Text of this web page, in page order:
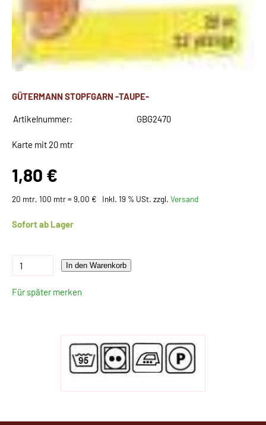
GÜTERMANN STOPFGARN -TAUPE-
Artikelnummer: GBG2470
Karte mit 20 mtr
1,80 €
20 mtr, 100 mtr = 9,00 € Inkl. 19 % USt. zzgl. Versand
Sofort ab Lager
In den Warenkorb
Für später merken